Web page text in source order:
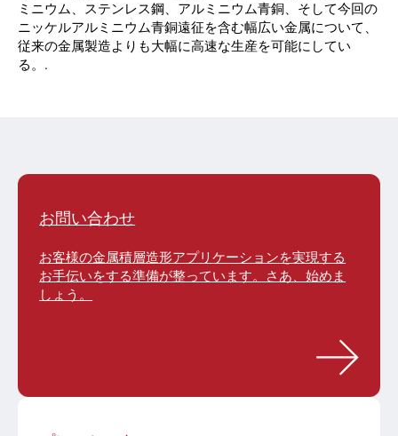
ミニウム、ステンレス鋼、アルミニウム青銅、そして今回の
ニッケルアルミニウム青銅遠征を含む幅広い金属について、
従来の金属製造よりも大幅に高速な生産を可能にしてい
る。.
お問い合わせ
お客様の金属積層造形アプリケーションを実現する
お手伝いをする準備が整っています。さあ、始めま
しょう。